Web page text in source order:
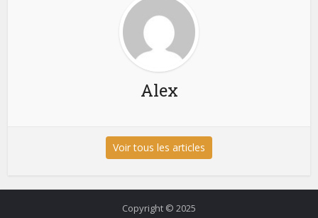
Alex
Voir tous les articles
Copyright © 2025